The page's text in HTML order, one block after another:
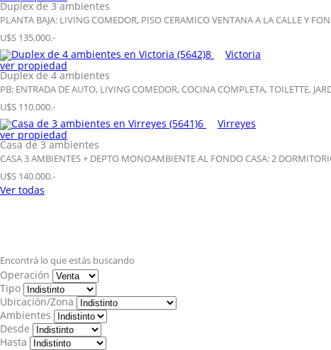
Duplex de 3 ambientes
PLANTA BAJA: LIVING COMEDOR, PISO CERAMICO VENTANA A LA CALLE Y
U$S 135.000.-
8
Victoria
ver propiedad
Duplex de 4 ambientes
PB: ENTRADA DE AUTO, LIVING COMEDOR, COCINA COMPLETA, TOILETTE,
U$S 110.000.-
6
Virreyes
ver propiedad
Casa de 3 ambientes
CASA 3 AMBIENTES + DEPTO MONOAMBIENTE AL FONDO CASA: 2
U$S 140.000.-
Ver todas
Encontrá lo que estás buscando
Operación
Tipo
Ubicación/Zona
Ambientes
Desde
Hasta